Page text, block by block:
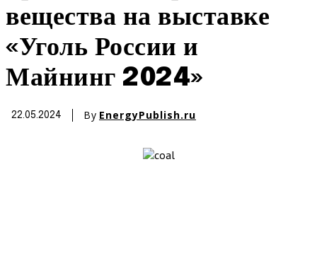
вещества на выставке
«Уголь России и
Майнинг 2024»
22.05.2024 By EnergyPublish.ru